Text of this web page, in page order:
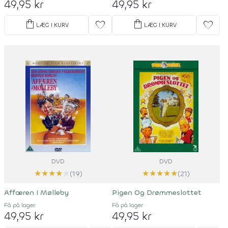
49,95 kr
shopping_bag LÆG I KURV favorite
49,95 kr
shopping_bag LÆG I KURV favorite
DVD
★★★★
(19)
Affæren I Mølleby
Få på lager
49,95 kr
DVD
★★★★★(21)
Pigen Og Drømmeslottet
Få på lager
49,95 kr